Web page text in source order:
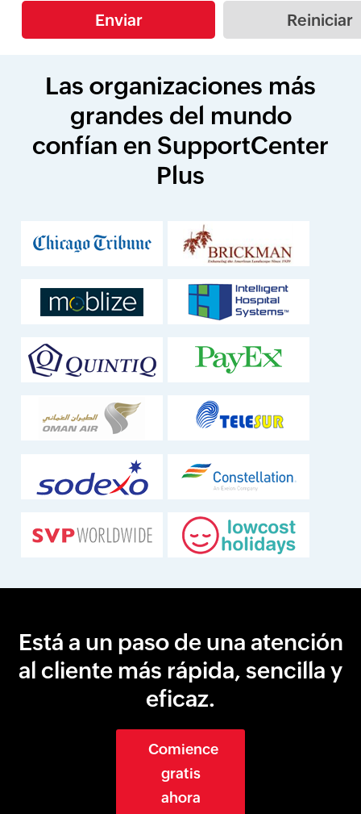
Las organizaciones más
grandes del mundo
confían en SupportCenter
Plus
Está a un paso de una atención
al cliente más rápida, sencilla y
eficaz.
Comience
gratis
ahora